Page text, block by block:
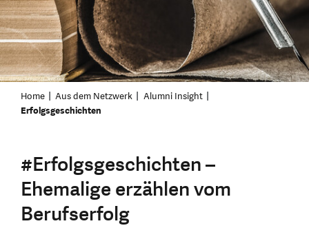
Home Aus dem Netzwerk
Alumni Insight
Erfolgsgeschichten
#Erfolgsgeschichten –
Ehemalige erzählen vom
Berufserfolg